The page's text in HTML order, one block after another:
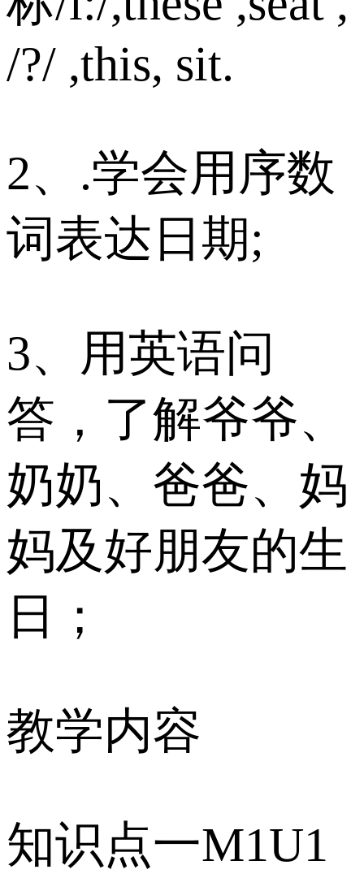
/?/ ,this, sit.
2、.学会用序数
词表达日期;
3、用英语问
答，了解爷爷、
奶奶、爸爸、妈
妈及好朋友的生
日；
教学内容
知识点一M1U1